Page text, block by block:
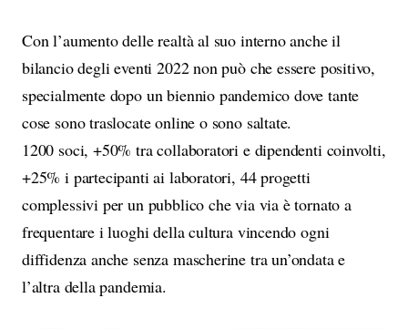
Con l’aumento delle realtà al suo interno anche il
bilancio degli eventi 2022 non può che essere positivo,
specialmente dopo un biennio pandemico dove tante
cose sono traslocate online o sono saltate.
1200 soci, +50% tra collaboratori e dipendenti coinvolti,
+25% i partecipanti ai laboratori, 44 progetti
complessivi per un pubblico che via via è tornato a
frequentare i luoghi della cultura vincendo ogni
diffidenza anche senza mascherine tra un’ondata e
l’altra della pandemia.